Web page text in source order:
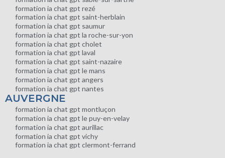
formation ia chat gpt rezé
formation ia chat gpt saint-herblain
formation ia chat gpt saumur
formation ia chat gpt la roche-sur-yon
formation ia chat gpt cholet
formation ia chat gpt laval
formation ia chat gpt saint-nazaire
formation ia chat gpt le mans
formation ia chat gpt angers
formation ia chat gpt nantes
AUVERGNE
formation ia chat gpt montluçon
formation ia chat gpt le puy-en-velay
formation ia chat gpt aurillac
formation ia chat gpt vichy
formation ia chat gpt clermont-ferrand